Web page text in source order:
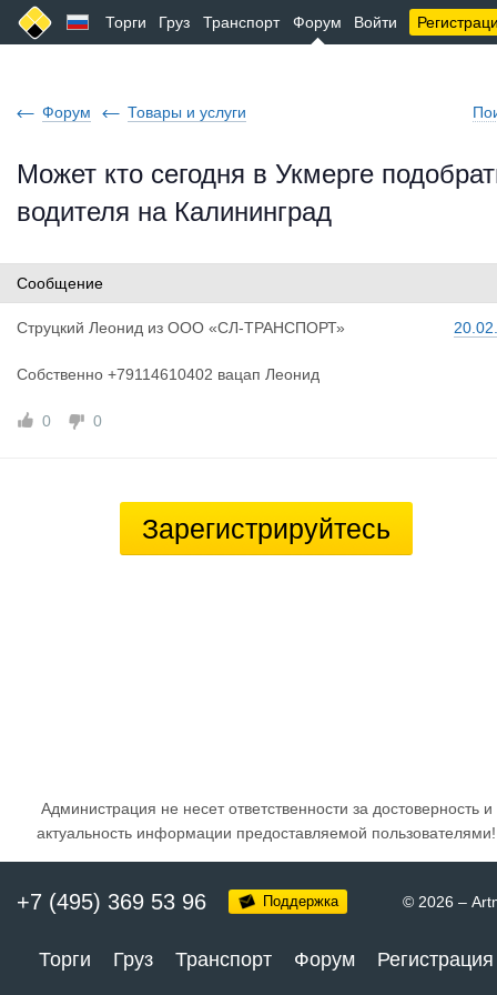
Торги Груз Транспорт Форум Войти
Форум Товары и услуги
Может кто сегодня в Укмерге
водителя на Калининград
Сообщение
Струцкий Леонид из ООО «СЛ-ТРАНСПОРТ»
Собственно +79114610402 вацап Леонид
0 0
Зарегистрируйтесь
Администрация не несет ответственности за достоверность и
актуальность информации предоставляемой пользователями!
+7 (495) 369 53 96 Поддержка © 2026 –
Торги Груз Транспорт Форум Регистрация